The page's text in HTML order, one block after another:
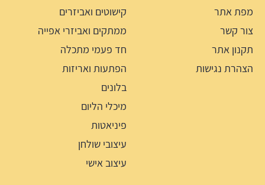
מפת אתר
צור קשר
תקנון אתר
הצהרת נגישות
קישוטים ואביזרים
ממתקים ואביזרי אפייה
חד פעמי מתכלה
הפתעות ואריזות
בלונים
מיכלי הליום
פיניאטות
עיצובי שולחן
עיצוב אישי